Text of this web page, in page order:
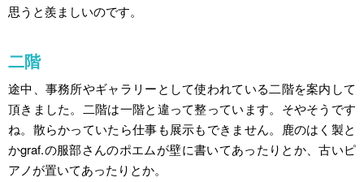
思うと羨ましいのです。
二階
途中、事務所やギャラリーとして使われている二階を案内して
頂きました。二階は一階と違って整っています。そやそうです
ね。散らかっていたら仕事も展示もできません。鹿のはく製と
かgraf.の服部さんのポエムが壁に書いてあったりとか、古いピ
アノが置いてあったりとか。